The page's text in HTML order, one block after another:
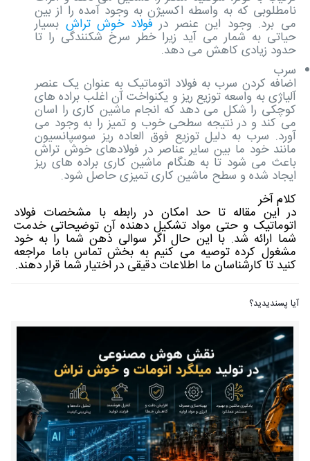
نامطلوبی که به واسطه اکسیژن به وجود آمده را از بین
می برد. وجود این عنصر در فولاد خوش تراش بسیار
حیاتی به شمار می آید زیرا خطر سرخ شکنندگی را تا
حدود زیادی کاهش می دهد.
سرب
اضافه کردن سرب به فولاد اتوماتیک به عنوان یک عنصر
آلیاژی به واسعه توزیع ریز و یکنواخت آن اغلب براده های
کوچکی را شکل می دهد که انجام ماشین کاری را اسان
می کند و در نتیجه سطحی خوب و تمیز را به وجود می
آورد. سرب به دلیل توزیع فوق العاده ریز سوسپانسیون
مانند خود ما بین سایر عناصر در فولادهای خوش تراش
باعث می شود تا به هنگام ماشین کاری براده های ریز
ایجاد شده و سطح ماشین کاری تمیزی حاصل شود.
کلام آخر
در این مقاله تا حد امکان در رابطه با مشخصات فولاد
اتوماتیک و حتی مواد تشکیل دهنده آن توضیحاتی خدمت
شما ارائه شد. با این حال اگر سوالی ذهن شما را به خود
مشغول کرده توصیه می کنیم به بخش تماس باما مراجعه
کنید تا کارشناسان ما اطلاعات دقیقی در اختیار شما قرار دهند.
آیا پسندیدید؟